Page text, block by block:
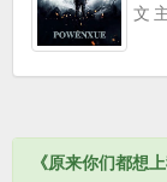
文
《原来你们都想